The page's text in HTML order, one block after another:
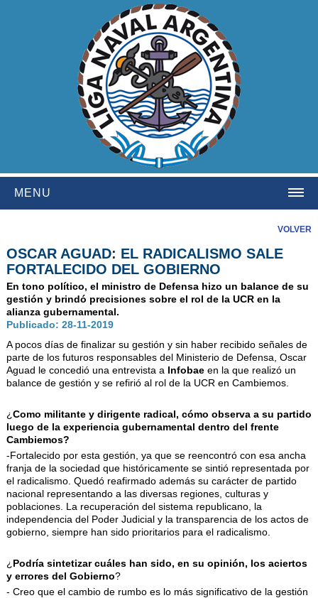
MENU
INSTITUCIONAL
NOSOTROS
HISTORIA
AUTORIDADES
BENEFICIOS
NOTICIAS & ACTIVIDADES
LINKS
SOCIOS
NEWSLETTER
SUSCRIBIRSE
VER NEWSLETTER
CONTACTO
VOLVER
OSCAR AGUAD: EL RADICALISMO SALE
FORTALECIDO DEL GOBIERNO
En tono político, el ministro de Defensa hizo un balance de su
gestión y brindó precisiones sobre el rol de la UCR en la
alianza gubernamental.
Publicado: 28-11-2019
A pocos días de finalizar su gestión y sin haber recibido señales de
parte de los futuros responsables del Ministerio de Defensa, Oscar
Aguad le concedió una entrevista a Infobaeen la que realizó un
balance de gestión y se refirió al rol de la UCR en Cambiemos.
¿Como militante y dirigente radical, cómo observa a su partido
luego de la experiencia gubernamental dentro del frente
Cambiemos?
-Fortalecido por esta gestión, ya que se reencontró con esa ancha
franja de la sociedad que históricamente se sintió representada por
el radicalismo. Quedó reafirmado además su carácter de partido
nacional representando a las diversas regiones, culturas y
poblaciones. La recuperación del sistema republicano, la
independencia del Poder Judicial y la transparencia de los actos de
gobierno, siempre han sido prioritarios para el radicalismo.
¿ Podría sintetizar cuáles han sido, en su opinión, los aciertos
y errores del Gobierno?
- Creo que el cambio de rumbo es lo más significativo de la gestión